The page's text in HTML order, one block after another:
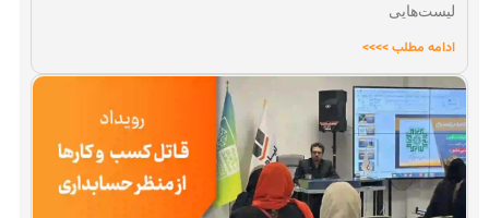
لیست‌هایی
ادامه مطلب >>>>